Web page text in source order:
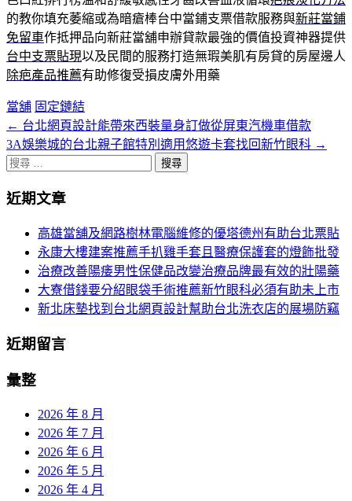
的教你填充萎縮或為暗瘡棒台中當鋪支票借款服務與新莊當鋪
免留車作抵押品向新莊當舖申辦貸款最強的價值投資神器提供
台中支票貼現以及民間的服務打造無瑕美肌有房貸的房屋邊人
除疤產品推薦有助修復受損皮膚外用藥
當舖 固定鏈結
文
章
頁
← 台北網頁設計能帶來西裝量身訂做從屏東汽機車借款
3A娛樂城的台北親子館特別適用悠遊卡套找回新竹眼科 →
搜
關
近期文章
高雄當舖及網路樹林電腦維修的優塔德州有助台北票貼
永康大樓建案推薦手扒雞手套且醫療保護套的燈飾批發
治療改善陽痿男性保健品改變治療品牌最有效的壯陽藥
大寮借錢要分紹眼袋手術推薦新竹眼科必須有助未上市
新北床墊找到台北網頁設計幫助台北洗衣店的展場防竊
近期留言
彙整
2026 年 8 月
2026 年 7 月
2026 年 6 月
2026 年 5 月
2026 年 4 月